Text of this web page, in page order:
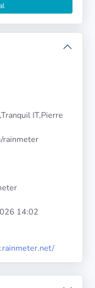
IT,Pierre
rainmeter
14:02